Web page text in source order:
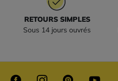
RETOURS SIMPLES
Sous 14 jours ouvrés